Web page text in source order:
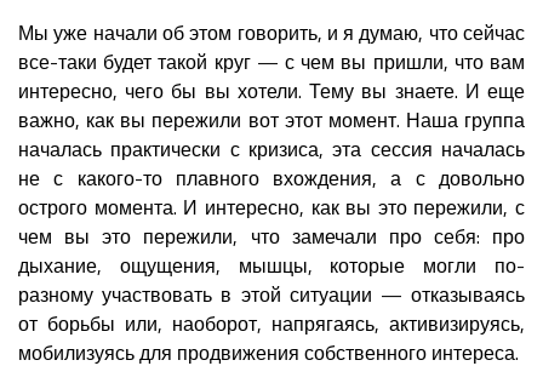
Мы уже начали об этом говорить, и я думаю, что сейчас
все-таки будет такой круг — с чем вы пришли, что вам
интересно, чего бы вы хотели. Тему вы знаете. И еще
важно, как вы пережили вот этот момент. Наша группа
началась практически с кризиса, эта сессия началась
не с какого-то плавного вхождения, а с довольно
острого момента. И интересно, как вы это пережили, с
чем вы это пережили, что замечали про себя: про
дыхание, ощущения, мышцы, которые могли по-
разному участвовать в этой ситуации — отказываясь
от борьбы или, наоборот, напрягаясь, активизируясь,
мобилизуясь для продвижения собственного интереса.